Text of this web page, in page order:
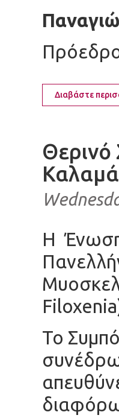
Διαβάστε
Θερινό
Η
Το